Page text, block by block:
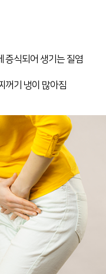
증식되어 생기는 질염
꺼기 냉이 많아짐